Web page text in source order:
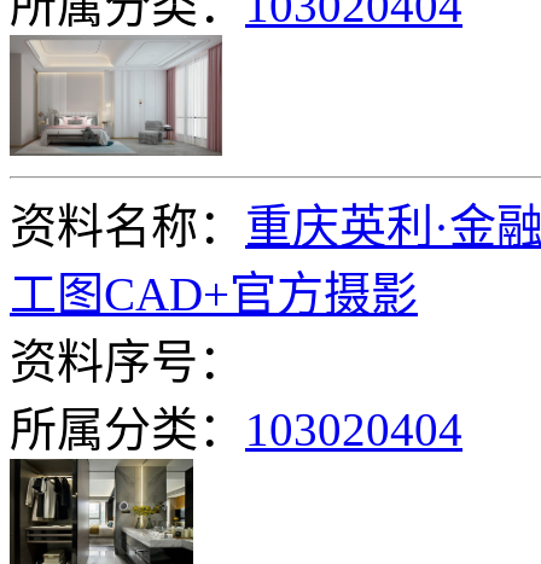
资料名称： 重庆英利·金
工图CAD+官方摄影
资料序号：
所属分类： 103020404